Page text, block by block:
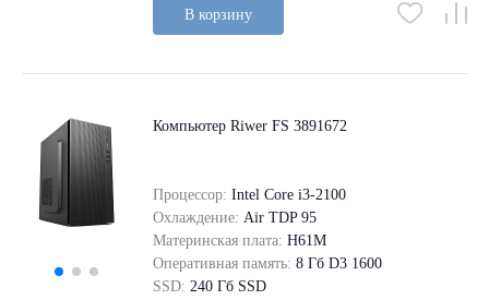
В корзину
Компьютер Riwer FS 3891672
Процессор: Intel Core i3-2100
Охлаждение: Air TDP 95
Материнская плата: H61M
Оперативная память: 8 Гб D3 1600
SSD: 240 Гб SSD